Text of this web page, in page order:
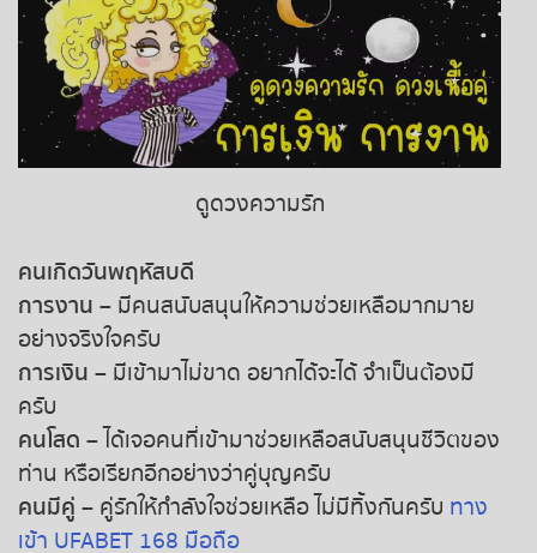
ดูดวงความรัก
คนเกิดวันพฤหัสบดี
การงาน – มีคนสนับสนุนให้ความช่วยเหลือมากมาย
อย่างจริงใจครับ
การเงิน – มีเข้ามาไม่ขาด อยากได้จะได้ จำเป็นต้องมี
ครับ
คนโสด – ได้เจอคนที่เข้ามาช่วยเหลือสนับสนุนชีวิตของ
ท่าน หรือเรียกอีกอย่างว่าคู่บุญครับ
คนมีคู่ – คู่รักให้กำลังใจช่วยเหลือ ไม่มีทิ้งกันครับ ทาง
เข้า UFABET 168 มือถือ